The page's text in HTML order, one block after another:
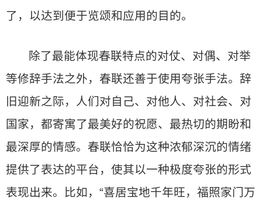
了，以达到便于览颂和应用的目的。
除了最能体现春联特点的对仗、对偶、对举
等修辞手法之外，春联还善于使用夸张手法。辞
旧迎新之际，人们对自己、对他人、对社会、对
国家，都寄寓了最美好的祝愿、最热切的期盼和
最深厚的情感。春联恰恰为这种浓郁深沉的情绪
提供了表达的平台，使其以一种极度夸张的形式
表现出来。比如，“喜居宝地千年旺，福照家门万